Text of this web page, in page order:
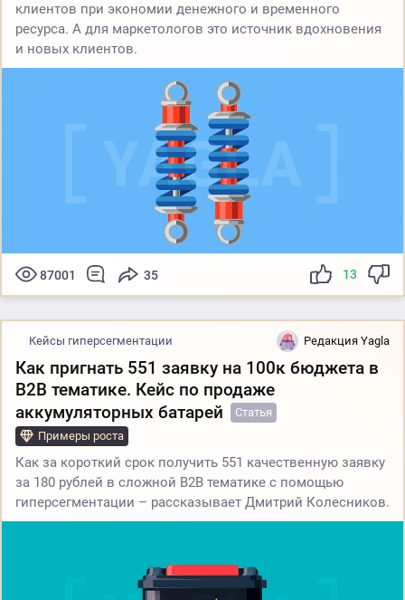
клиентов при экономии денежного и временного
ресурса. А для маркетологов это источник вдохновения
и новых клиентов.
87001 35 13
Кейсы гиперсегментации Редакция Yagla
Как пригнать 551 заявку на 100к бюджета в
B2B тематике. Кейс по продаже
аккумуляторных батарей
Статья
Примеры роста
Как за короткий срок получить 551 качественную заявку
за 180 рублей в сложной B2B тематике с помощью
гиперсегментации – рассказывает Дмитрий Колесников.